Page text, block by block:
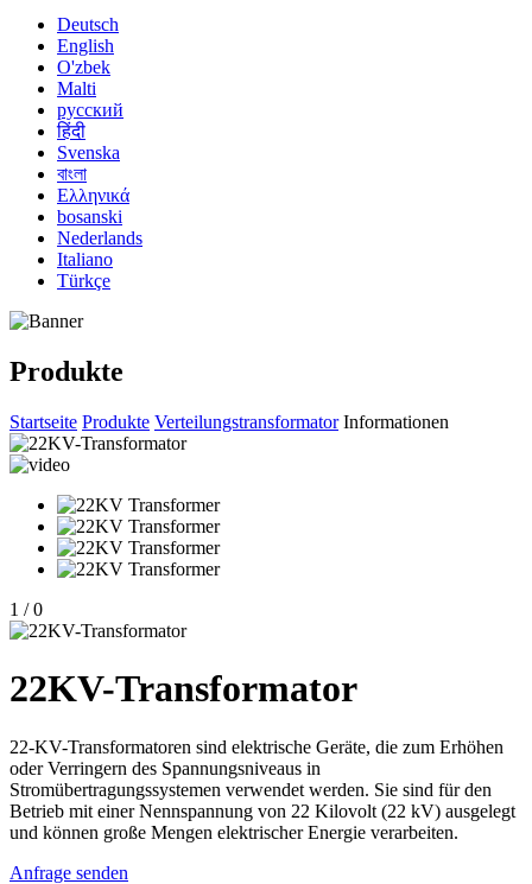
Deutsch
English
O'zbek
Malti
русский
हिंदी
Svenska
বাংলা
Ελληνικά
bosanski
Nederlands
Italiano
Türkçe
Produkte
Startseite Produkte Verteilungstransformator Informationen
1 / 0
22KV-Transformator
22-KV-Transformatoren sind elektrische Geräte, die zum Erhöhen
oder Verringern des Spannungsniveaus in
Stromübertragungssystemen verwendet werden. Sie sind für den
Betrieb mit einer Nennspannung von 22 Kilovolt (22 kV) ausgelegt
und können große Mengen elektrischer Energie verarbeiten.
Anfrage senden